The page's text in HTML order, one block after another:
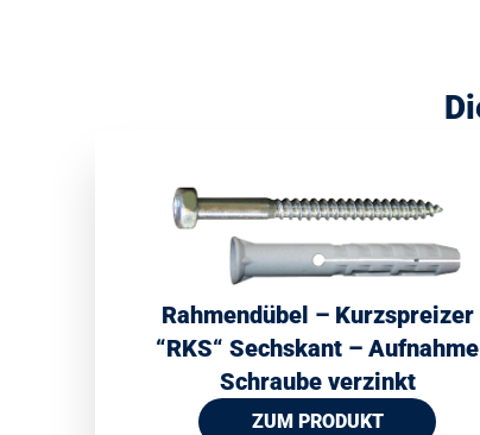
Rahmendübel – Kurzspreizer
“RKS“ Sechskant – Aufnahme
Schraube verzinkt
ZUM PRODUKT